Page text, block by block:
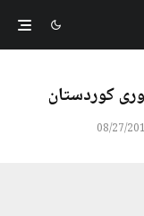
کوردستان
08/27/